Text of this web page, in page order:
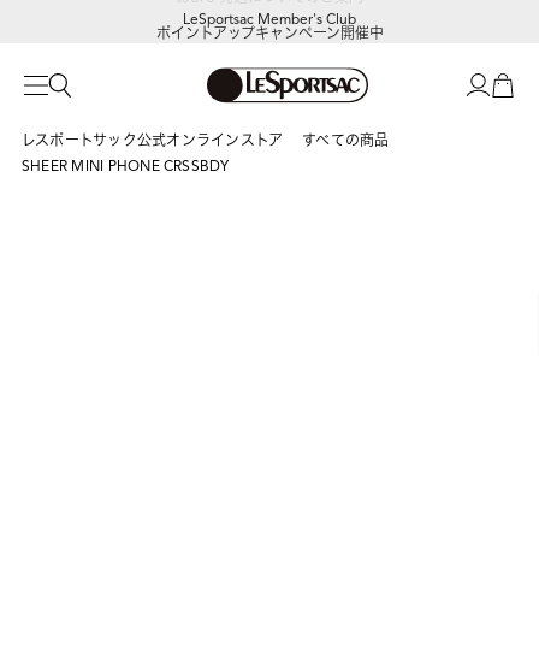
LeSportsac Member's Club
ポイントアップキャンペーン開催中
レスポートサック公式オンラインストア
すべての商品
SHEER MINI PHONE CRSSBDY